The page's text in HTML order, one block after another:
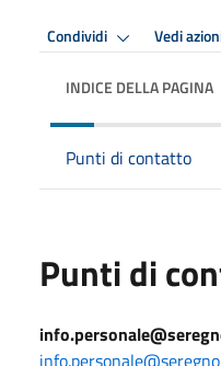
Condividi Vedi
INDICE DELLA PAGINA
Punti di contatto
Punti di